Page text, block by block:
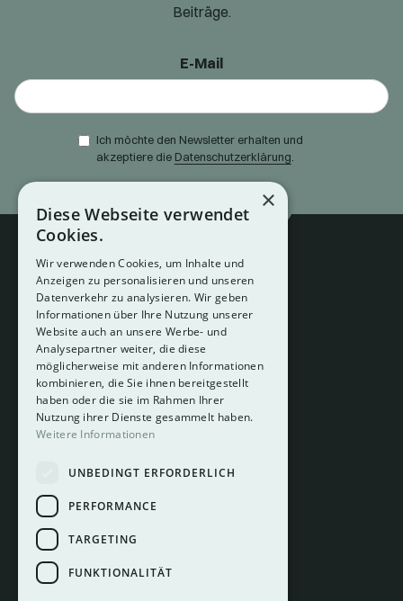
Beiträge.
E-Mail
Ich möchte den Newsletter erhalten und
akzeptiere die Datenschutzerklärung.
About
Hotelberatung
Mediadaten
Instagram
LinkedIn
×
Diese Webseite verwendet
Cookies.
Wir verwenden Cookies, um Inhalte und
Anzeigen zu personalisieren und unseren
Datenverkehr zu analysieren. Wir geben
Informationen über Ihre Nutzung unserer
Website auch an unsere Werbe- und
Analysepartner weiter, die diese
möglicherweise mit anderen Informationen
kombinieren, die Sie ihnen bereitgestellt
haben oder die sie im Rahmen Ihrer
Nutzung ihrer Dienste gesammelt haben.
Weitere Informationen
UNBEDINGT ERFORDERLICH
PERFORMANCE
TARGETING
FUNKTIONALITÄT